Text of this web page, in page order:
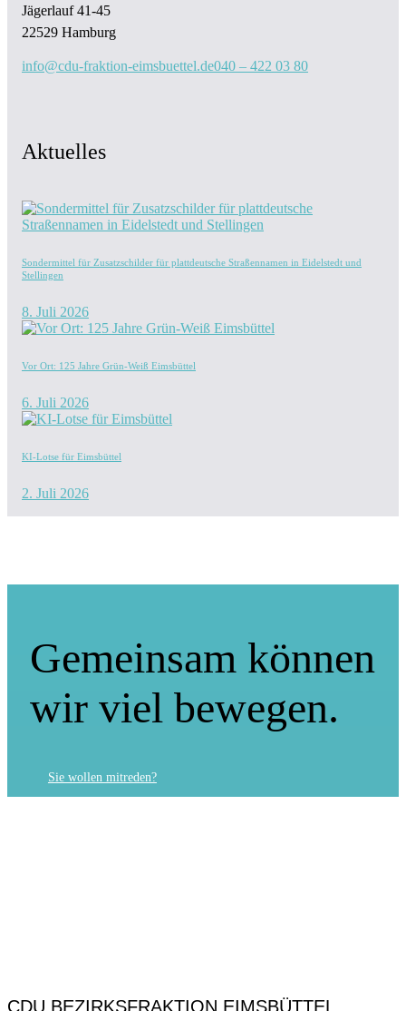
Jägerlauf 41-45
22529 Hamburg
info@cdu-fraktion-eimsbuettel.de040 – 422 03 80
Aktuelles
Sondermittel für Zusatzschilder für plattdeutsche Straßennamen in Eidelstedt und
Stellingen
8. Juli 2026
Vor Ort: 125 Jahre Grün-Weiß Eimsbüttel
6. Juli 2026
KI-Lotse für Eimsbüttel
2. Juli 2026
Gemeinsam können
wir viel bewegen.
Sie wollen mitreden?
CDU BEZIRKSFRAKTION EIMSBÜTTEL